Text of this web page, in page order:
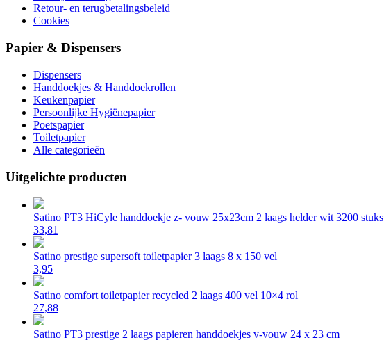
Retour- en terugbetalingsbeleid
Cookies
Papier & Dispensers
Dispensers
Handdoekjes & Handdoekrollen
Keukenpapier
Persoonlijke Hygiënepapier
Poetspapier
Toiletpapier
Alle categorieën
Uitgelichte producten
Satino PT3 HiCyle handdoekje z- vouw 25x23cm 2 laags helder wit 3200 stuks
33,81
Satino prestige supersoft toiletpapier 3 laags 8 x 150 vel
3,95
Satino comfort toiletpapier recycled 2 laags 400 vel 10×4 rol
27,88
Satino PT3 prestige 2 laags papieren handdoekjes v-vouw 24 x 23 cm